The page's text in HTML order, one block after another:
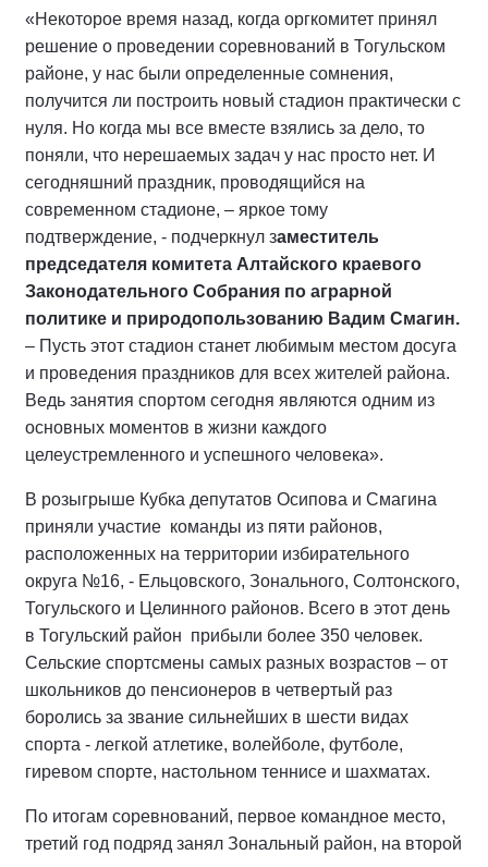
«Некоторое время назад, когда оргкомитет принял
решение о проведении соревнований в Тогульском
районе, у нас были определенные сомнения,
получится ли построить новый стадион практически с
нуля. Но когда мы все вместе взялись за дело, то
поняли, что нерешаемых задач у нас просто нет. И
сегодняшний праздник, проводящийся на
современном стадионе, – яркое тому
подтверждение, - подчеркнул заместитель
председателя комитета Алтайского краевого
Законодательного Собрания по аграрной
политике и природопользованию Вадим Смагин.
– Пусть этот стадион станет любимым местом досуга
и проведения праздников для всех жителей района.
Ведь занятия спортом сегодня являются одним из
основных моментов в жизни каждого
целеустремленного и успешного человека».
В розыгрыше Кубка депутатов Осипова и Смагина
приняли участие команды из пяти районов,
расположенных на территории избирательного
округа №16, - Ельцовского, Зонального, Солтонского,
Тогульского и Целинного районов. Всего в этот день
в Тогульский район прибыли более 350 человек.
Сельские спортсмены самых разных возрастов – от
школьников до пенсионеров в четвертый раз
боролись за звание сильнейших в шести видах
спорта - легкой атлетике, волейболе, футболе,
гиревом спорте, настольном теннисе и шахматах.
По итогам соревнований, первое командное место,
третий год подряд занял Зональный район, на второй